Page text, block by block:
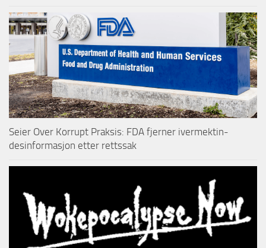
Seier Over Korrupt Praksis: FDA fjerner ivermektin-
desinformasjon etter rettssak